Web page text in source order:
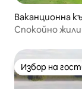
Ваканционна
Спокойно
Избор на
Избор на